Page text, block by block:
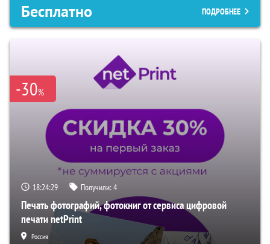
Бесплатно ПОДРОБНЕЕ
-30%
18:24:28 Получили:4
Печать фотографий, фотокниг от сервиса цифровой
печати netPrint
Россия